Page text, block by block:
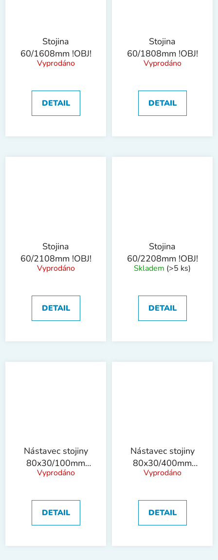
Stojina
60/1608mm !OBJ!
Vyprodáno
DETAIL
Stojina
60/1808mm !OBJ!
Vyprodáno
DETAIL
Stojina
60/2108mm !OBJ!
Vyprodáno
DETAIL
Stojina
60/2208mm !OBJ!
Skladem (>5 ks)
DETAIL
Nástavec stojiny
80x30/100mm
!OBJ!
Vyprodáno
DETAIL
Nástavec stojiny
80x30/400mm
!OBJ!
Vyprodáno
DETAIL